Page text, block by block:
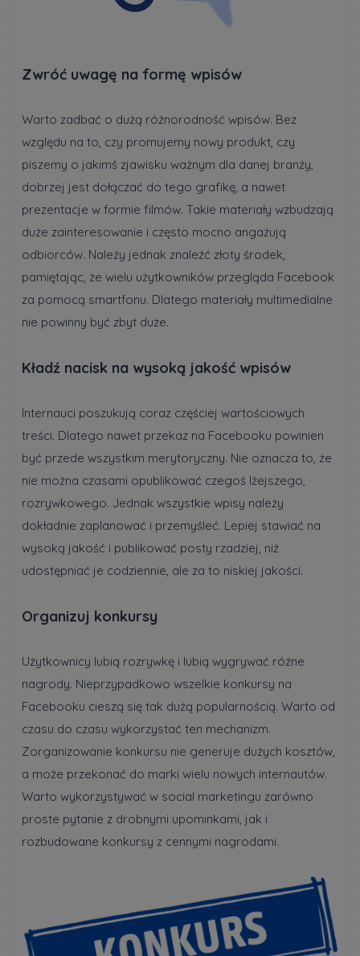
Zwróć uwagę na formę wpisów
Warto zadbać o dużą różnorodność wpisów. Bez
względu na to, czy promujemy nowy produkt, czy
piszemy o jakimś zjawisku ważnym dla danej branży,
dobrzej jest dołączać do tego grafikę, a nawet
prezentacje w formie filmów. Takie materiały wzbudzają
duże zainteresowanie i często mocno angażują
odbiorców. Należy jednak znaleźć złoty środek,
pamiętając, że wielu użytkowników przegląda Facebook
za pomocą smartfonu. Dlatego materiały multimedialne
nie powinny być zbyt duże.
Kładź nacisk na wysoką jakość wpisów
Internauci poszukują coraz częściej wartościowych
treści. Dlatego nawet przekaz na Facebooku powinien
być przede wszystkim merytoryczny. Nie oznacza to, że
nie można czasami opublikować czegoś lżejszego,
rozrywkowego. Jednak wszystkie wpisy należy
dokładnie zaplanować i przemyśleć. Lepiej stawiać na
wysoką jakość i publikować posty rzadziej, niż
udostępniać je codziennie, ale za to niskiej jakości.
Organizuj konkursy
Użytkownicy lubią rozrywkę i lubią wygrywać różne
nagrody. Nieprzypadkowo wszelkie konkursy na
Facebooku cieszą się tak dużą popularnością. Warto od
czasu do czasu wykorzystać ten mechanizm.
Zorganizowanie konkursu nie generuje dużych kosztów,
a może przekonać do marki wielu nowych internautów.
Warto wykorzystywać w social marketingu zarówno
proste pytanie z drobnymi upominkami, jak i
rozbudowane konkursy z cennymi nagrodami.